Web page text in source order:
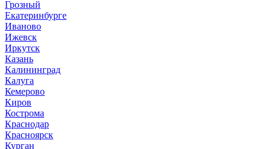
Грозный
Екатеринбурге
Иваново
Ижевск
Иркутск
Казань
Калининград
Калуга
Кемерово
Киров
Кострома
Краснодар
Красноярск
Курган